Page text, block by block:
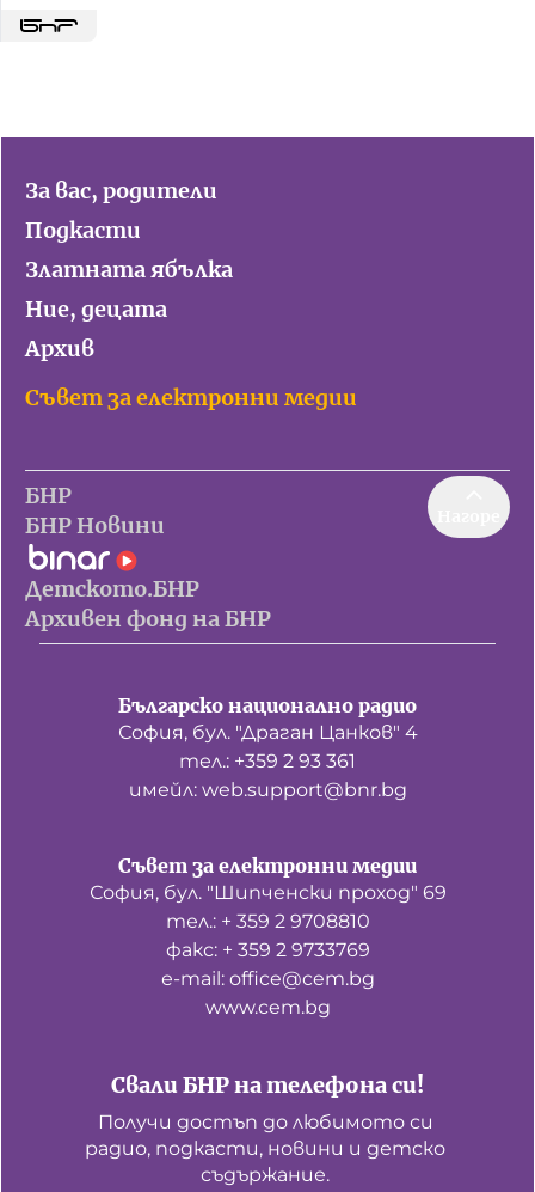
За вас, родители
Подкасти
Златната ябълка
Ние, децата
Архив
Съвет за електронни медии
БНР
БНР Новини
Детското.БНР
Архивен фонд на БНР
Българско национално радио
София, бул. "Драган Цанков" 4
тел.: +359 2 93 361
имейл: web.support@bnr.bg
Свали БНР на телефона си!
Получи достъп до любимото си
радио, подкасти, новини и детско
съдържание.
Съвет за електронни медии
София, бул. "Шипченски проход" 69
тел.: + 359 2 9708810
факс: + 359 2 9733769
е-mail: office@cem.bg
www.cem.bg